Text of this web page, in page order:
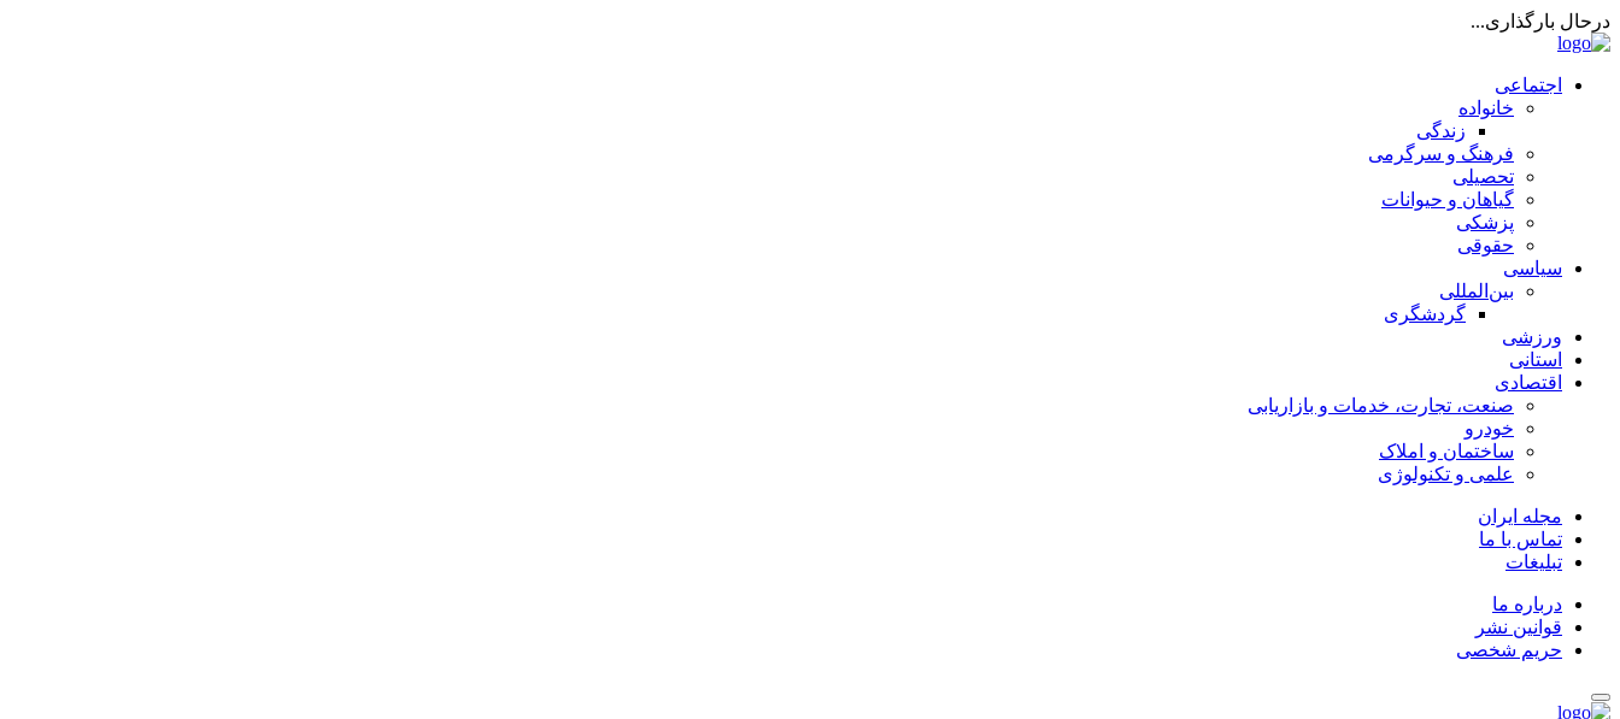
درحال بارگذاری...
اجتماعی
خانواده
زندگی
فرهنگ و سرگرمی
تحصیلی
گیاهان و حیوانات
پزشکی
حقوقی
سیاسی
بین‌المللی
گردشگری
ورزشی
استانی
اقتصادی
صنعت، تجارت، خدمات و بازاریابی
خودرو
ساختمان و املاک
علمی و تکنولوژی
مجله ایران
تماس با ما
تبلیغات
درباره ما
قوانین نشر
حریم شخصی